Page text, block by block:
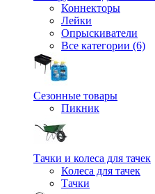
Коннекторы
Лейки
Опрыскиватели
Все категории (6)
Сезонные товары
Пикник
Тачки и колеса для тачек
Колеса для тачек
Тачки